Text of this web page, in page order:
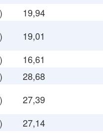
19,94
19,01
16,61
28,68
27,39
27,14